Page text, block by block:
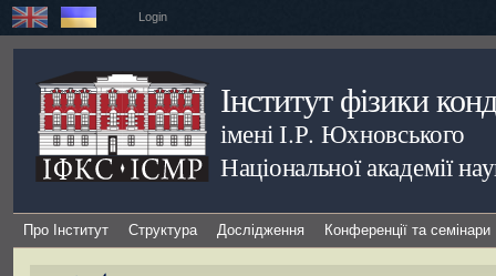
Login
Інститут фізики
імені І.Р. Юхновського
Національної академії
Про Інститут Структура Дослідження Конференції та семінари